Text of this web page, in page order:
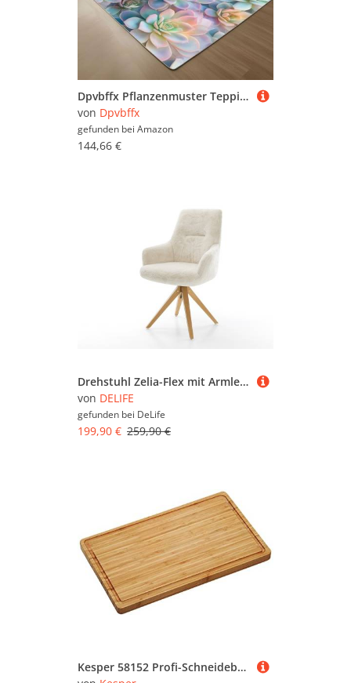
Dpvbffx Pflanzenmuster Teppich Wohnzimmer, Bunt Succulent Kurzflor Teppich 160x200 cm, Natur Pflanzen Teppiche Antirutsch Weich Waschbare Teppiche Kinderzimmer Schlafzimmer Bettvorleger
von Dpvbffx
gefunden bei Amazon
144,66 €
Drehstuhl Zelia-Flex mit Armlehnen Plüsch Creme-Weiß Holzgestell kantig Natur 360° drehbar Taschenfederkern
von DELIFE
gefunden bei DeLife
199,90 € 259,90 €
Kesper 58152 Profi-Schneidebrett aus Bambus, 45 x 27 x 3,5 cm, Natur